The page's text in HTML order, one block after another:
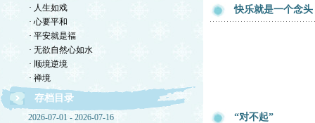
· 人生如戏
· 心要平和
· 平安就是福
· 无欲自然心如水
· 顺境逆境
· 禅境
存档目录
2026-07-01 - 2026-07-16
快乐就是一个念头
“对不起”